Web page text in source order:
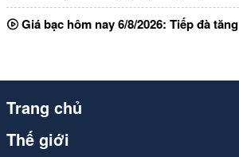
Giá bạc hôm nay 6/8/2026: Tiếp đà tăng
Trang chủ
Thế giới